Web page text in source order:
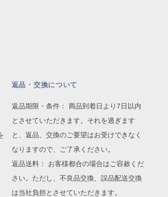
返品・交換について
返品期限・条件： 商品到着日より7日以内
とさせていただきます。それを過ぎます
と、返品、交換のご要望はお受けできなく
なりますので、ご了承ください。
返品送料： お客様都合の場合はご容赦くだ
さい。ただし、不良品交換、誤品配送交換
は当社負担とさせていただきます。